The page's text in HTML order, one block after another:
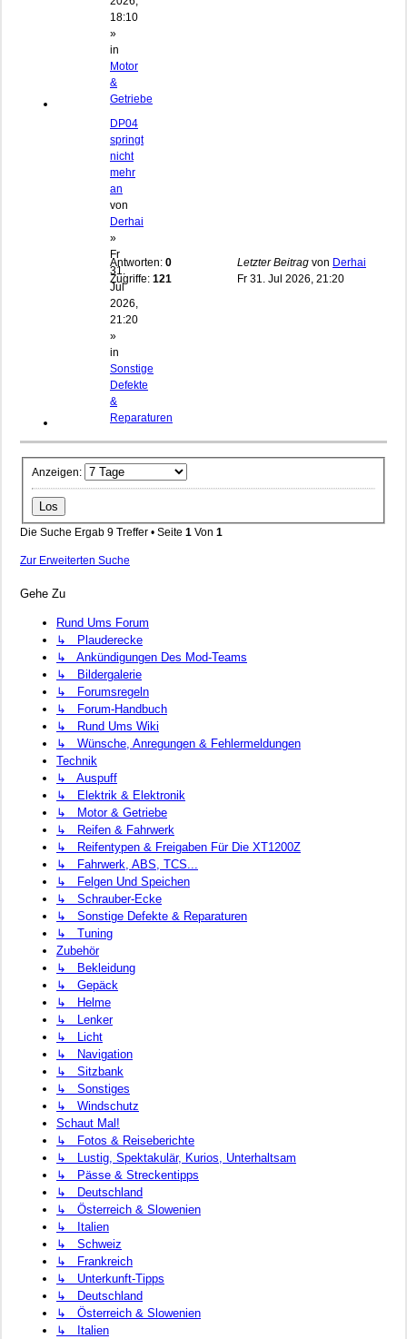
18:10
»
in
Motor
&
Getriebe
DP04
springt
nicht
mehr
an
von
Derhai
»
Fr
31.
Jul
2026,
21:20
»
in
Sonstige
Defekte
&
Reparaturen
Antworten: 0
Zugriffe: 121
Letzter Beitrag von Derhai
Fr 31. Jul 2026, 21:20
Anzeigen:
Die Suche Ergab 9 Treffer • Seite 1 Von 1
Zur Erweiterten Suche
Gehe Zu
Rund Ums Forum
↳ Plauderecke
↳ Ankündigungen Des Mod-Teams
↳ Bildergalerie
↳ Forumsregeln
↳ Forum-Handbuch
↳ Rund Ums Wiki
↳ Wünsche, Anregungen & Fehlermeldungen
Technik
↳ Auspuff
↳ Elektrik & Elektronik
↳ Motor & Getriebe
↳ Reifen & Fahrwerk
↳ Reifentypen & Freigaben Für Die XT1200Z
↳ Fahrwerk, ABS, TCS...
↳ Felgen Und Speichen
↳ Schrauber-Ecke
↳ Sonstige Defekte & Reparaturen
↳ Tuning
Zubehör
↳ Bekleidung
↳ Gepäck
↳ Helme
↳ Lenker
↳ Licht
↳ Navigation
↳ Sitzbank
↳ Sonstiges
↳ Windschutz
Schaut Mal!
↳ Fotos & Reiseberichte
↳ Lustig, Spektakulär, Kurios, Unterhaltsam
↳ Pässe & Streckentipps
↳ Deutschland
↳ Österreich & Slowenien
↳ Italien
↳ Schweiz
↳ Frankreich
↳ Unterkunft-Tipps
↳ Deutschland
↳ Österreich & Slowenien
↳ Italien